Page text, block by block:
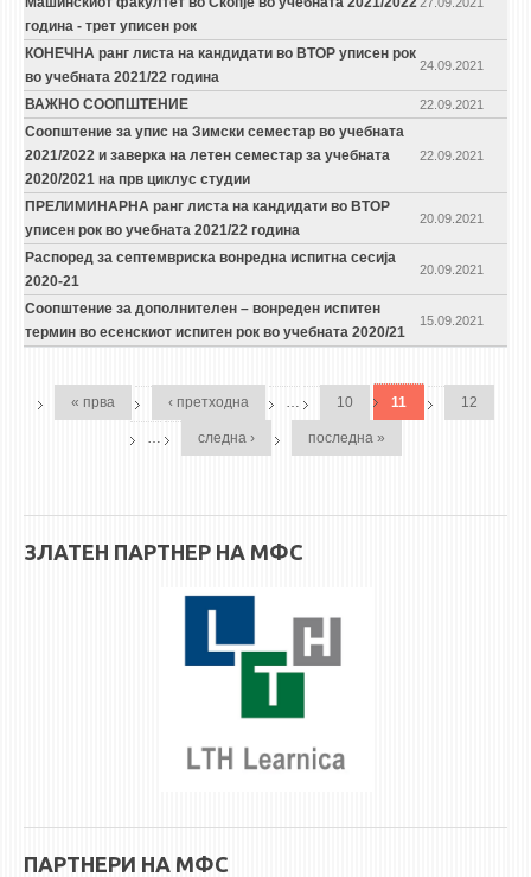
година - трет уписен рок
КОНЕЧНА ранг листа на кандидати во ВТОР уписен рок
во учебната 2021/22 година
24.09.2021
ВАЖНО СООПШТЕНИЕ 22.09.2021
Соопштение за упис на Зимски семестар во учебната
2021/2022 и заверка на летен семестар за учебната
2020/2021 на прв циклус студии
22.09.2021
ПРЕЛИМИНАРНА ранг листа на кандидати во ВТОР
уписен рок во учебната 2021/22 година
20.09.2021
Распоред за септемвриска вонредна испитна сесија
2020-21
20.09.2021
Соопштение за дополнителен – вонреден испитен
термин во есенскиот испитен рок во учебната 2020/21
15.09.2021
« прва ‹ претходна … 10 11 12
… следна › последна »
ЗЛАТЕН ПАРТНЕР НА МФС
ПАРТНЕРИ НА МФС